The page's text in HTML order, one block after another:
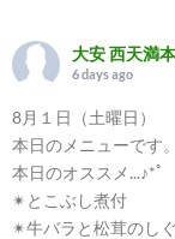
大安 西天満
6 days ago
8月１日（土曜日）
本日のメニューです。
本日のオススメ...♪*ﾟ
✴︎とこぶし煮付
✴︎牛バラと松茸のし